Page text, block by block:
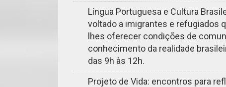
Língua Portuguesa e Cultura
voltado a imigrantes e refugiados
lhes oferecer condições de
conhecimento da realidade
das 9h às 12h.
Projeto de Vida: encontros para